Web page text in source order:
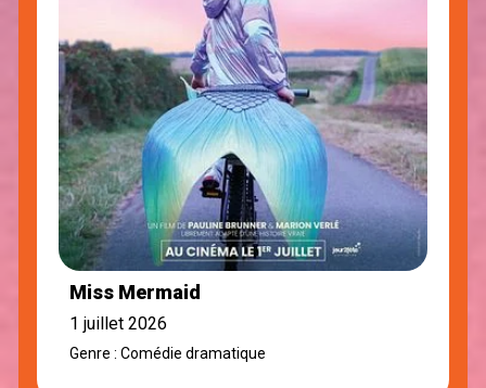
Miss Mermaid
1 juillet 2026
Genre : Comédie dramatique